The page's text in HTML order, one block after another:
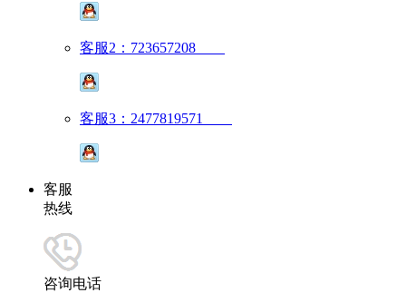
客服2：723657208
客服3：2477819571
客服
热线
咨询电话